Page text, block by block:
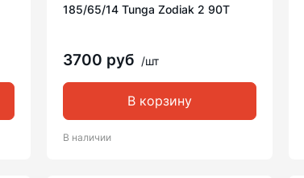
185/65/14 Tunga Zodiak 2 90T
3700 руб /шт
В корзину
В наличии